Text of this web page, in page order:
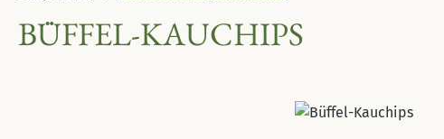
BÜFFEL-KAUCHIPS